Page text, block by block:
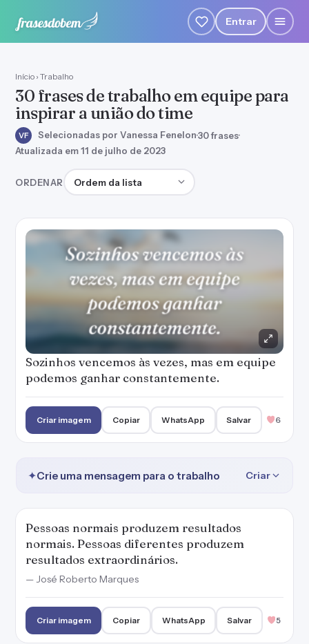
Entrar
Início › Trabalho
30 frases de trabalho em equipe para
inspirar a união do time
VF Selecionadas por Vanessa Fenelon·30 frases·
Atualizada em 11 de julho de 2023
ORDENAR Ordenar frases
Sozinhos vencemos às vezes, mas em equipe
podemos ganhar constantemente.
Criar imagem Copiar WhatsApp Salvar 6
✦Crie uma mensagem para o trabalho Criar
Pessoas normais produzem resultados
normais. Pessoas diferentes produzem
resultados extraordinários.
— José Roberto Marques
Criar imagem Copiar WhatsApp Salvar 5